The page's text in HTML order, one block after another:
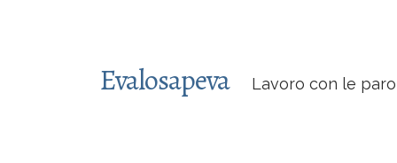
Evalosapeva Lavoro con le